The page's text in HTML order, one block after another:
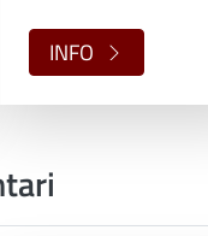
INFO